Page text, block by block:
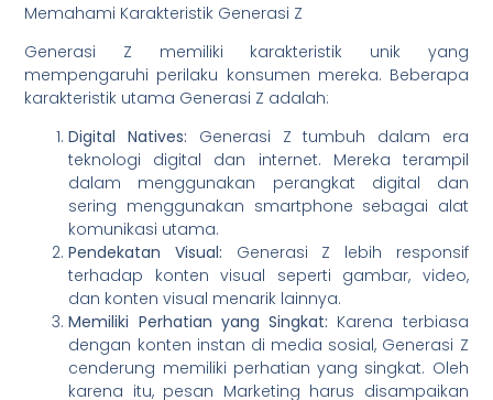
Memahami Karakteristik Generasi Z
Generasi Z memiliki karakteristik unik yang
mempengaruhi perilaku konsumen mereka. Beberapa
karakteristik utama Generasi Z adalah:
Digital Natives: Generasi Z tumbuh dalam era
teknologi digital dan internet. Mereka terampil
dalam menggunakan perangkat digital dan
sering menggunakan smartphone sebagai alat
komunikasi utama.
Pendekatan Visual: Generasi Z lebih responsif
terhadap konten visual seperti gambar, video,
dan konten visual menarik lainnya.
Memiliki Perhatian yang Singkat: Karena terbiasa
dengan konten instan di media sosial, Generasi Z
cenderung memiliki perhatian yang singkat. Oleh
karena itu, pesan Marketing harus disampaikan